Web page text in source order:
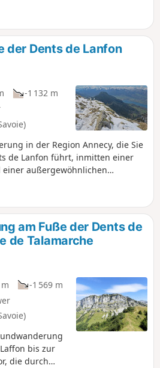
kann.
der Dents de Lanfon
-1 132 m
in der Region Annecy, die Sie
de Lanfon führt, inmitten einer
außergewöhnlichen
den Lac d’Annecy, die Tête à
(Dent du Cruet).Achtung:
wird empfohlen, da
am Fuße der Dents de
de Talamarche
-1 569 m
bis zur
die durch